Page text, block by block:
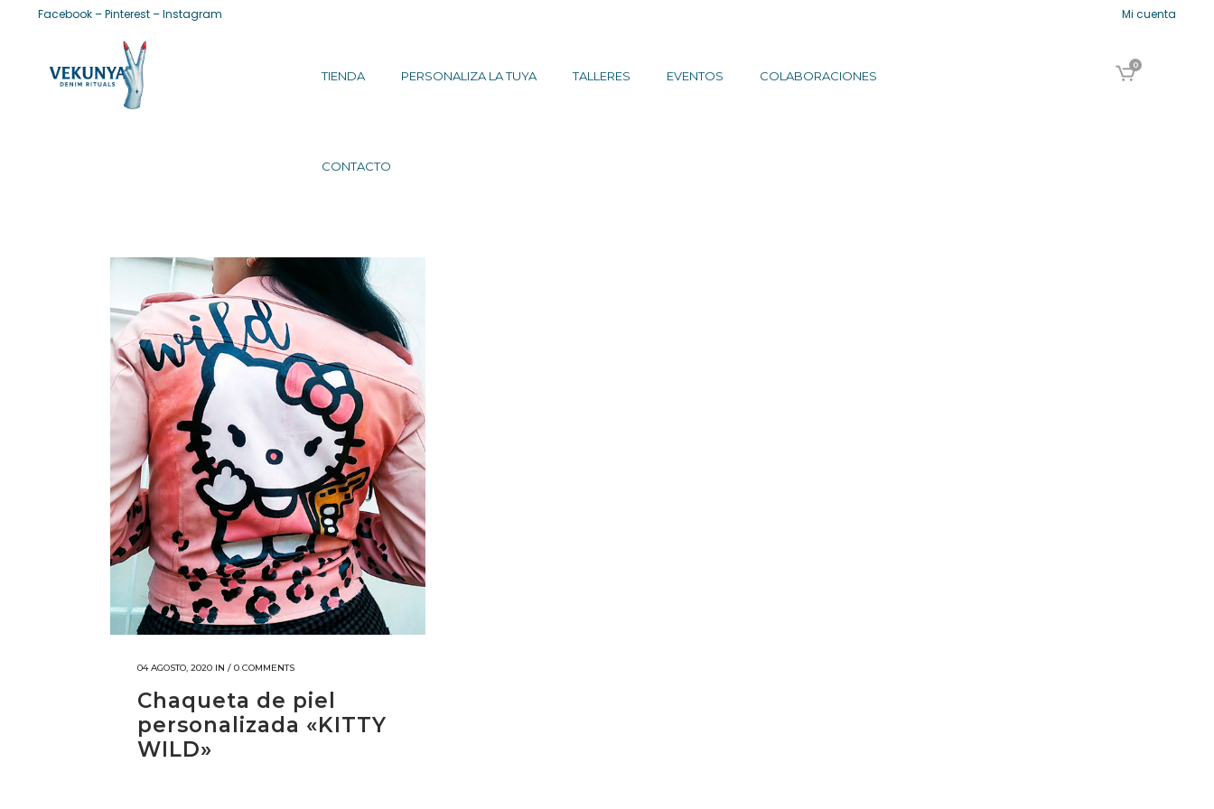
Facebook–Pinterest–Instagram Mi cuenta
0
TIENDA PERSONALIZA LA TUYA TALLERES EVENTOS COLABORACIONES
CONTACTO
04 AGOSTO, 2020 IN / 0 COMMENTS
Chaqueta de piel
personalizada «KITTY
WILD»